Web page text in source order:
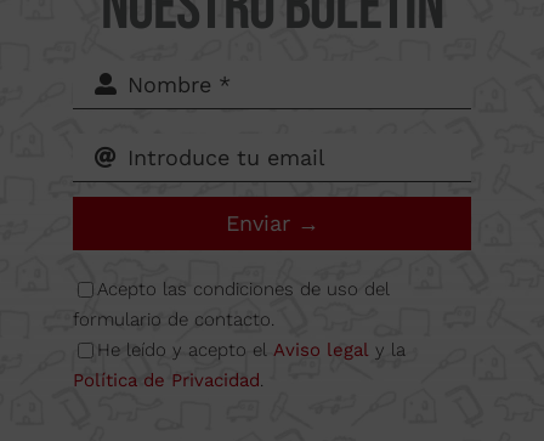
Enviar →
Acepto las condiciones de uso del
formulario de contacto.
He leído y acepto el Aviso legal y la
Política de Privacidad
Calle B
Nave
6A
08349
Cabrera